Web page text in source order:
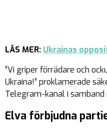
LÄS MER: Ukrainas
”Vi griper förrädare och
Ukraina!” proklamerade
Telegram-kanal i samband
Elva förbjudna